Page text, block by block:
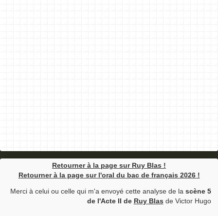
Retourner à la page sur Ruy Blas !
Retourner à la page sur l'oral du bac de français 2026 !
Merci à celui ou celle qui m'a envoyé cette analyse de la scène 5
de l'Acte II de Ruy Blas de Victor Hugo